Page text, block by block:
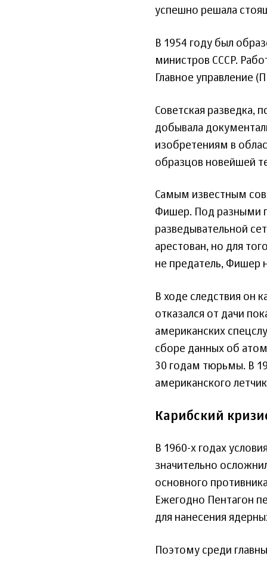
успешно решала
В 1954 году был
министров СССР.
Главное управление
Советская разведка,
добывала
изобретениям в
образцов новейшей
Самым известным
Фишер. Под разными
разведывательной
арестован, но для
не предатель, Фишер
В ходе следствия он
отказался от дачи
американских
сборе данных об
30 годам тюрьмы. В
американского
Карибский
В 1960-х годах
значительно
основного
Ежегодно Пентагон
для нанесения
Поэтому среди